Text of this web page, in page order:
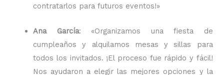
contratarlos para futuros eventos!»
Ana García: «Organizamos una fiesta de
cumpleaños y alquilamos mesas y sillas para
todos los invitados. ¡El proceso fue rápido y fácil!
Nos ayudaron a elegir las mejores opciones y la